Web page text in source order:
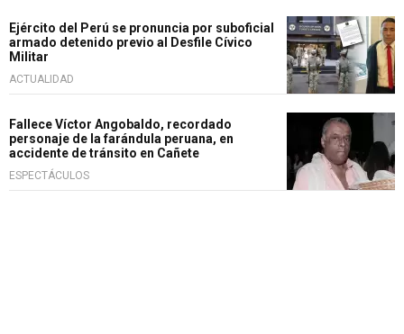
Ejército del Perú se pronuncia por suboficial
armado detenido previo al Desfile Cívico
Militar
ACTUALIDAD
Fallece Víctor Angobaldo, recordado
personaje de la farándula peruana, en
accidente de tránsito en Cañete
ESPECTÁCULOS